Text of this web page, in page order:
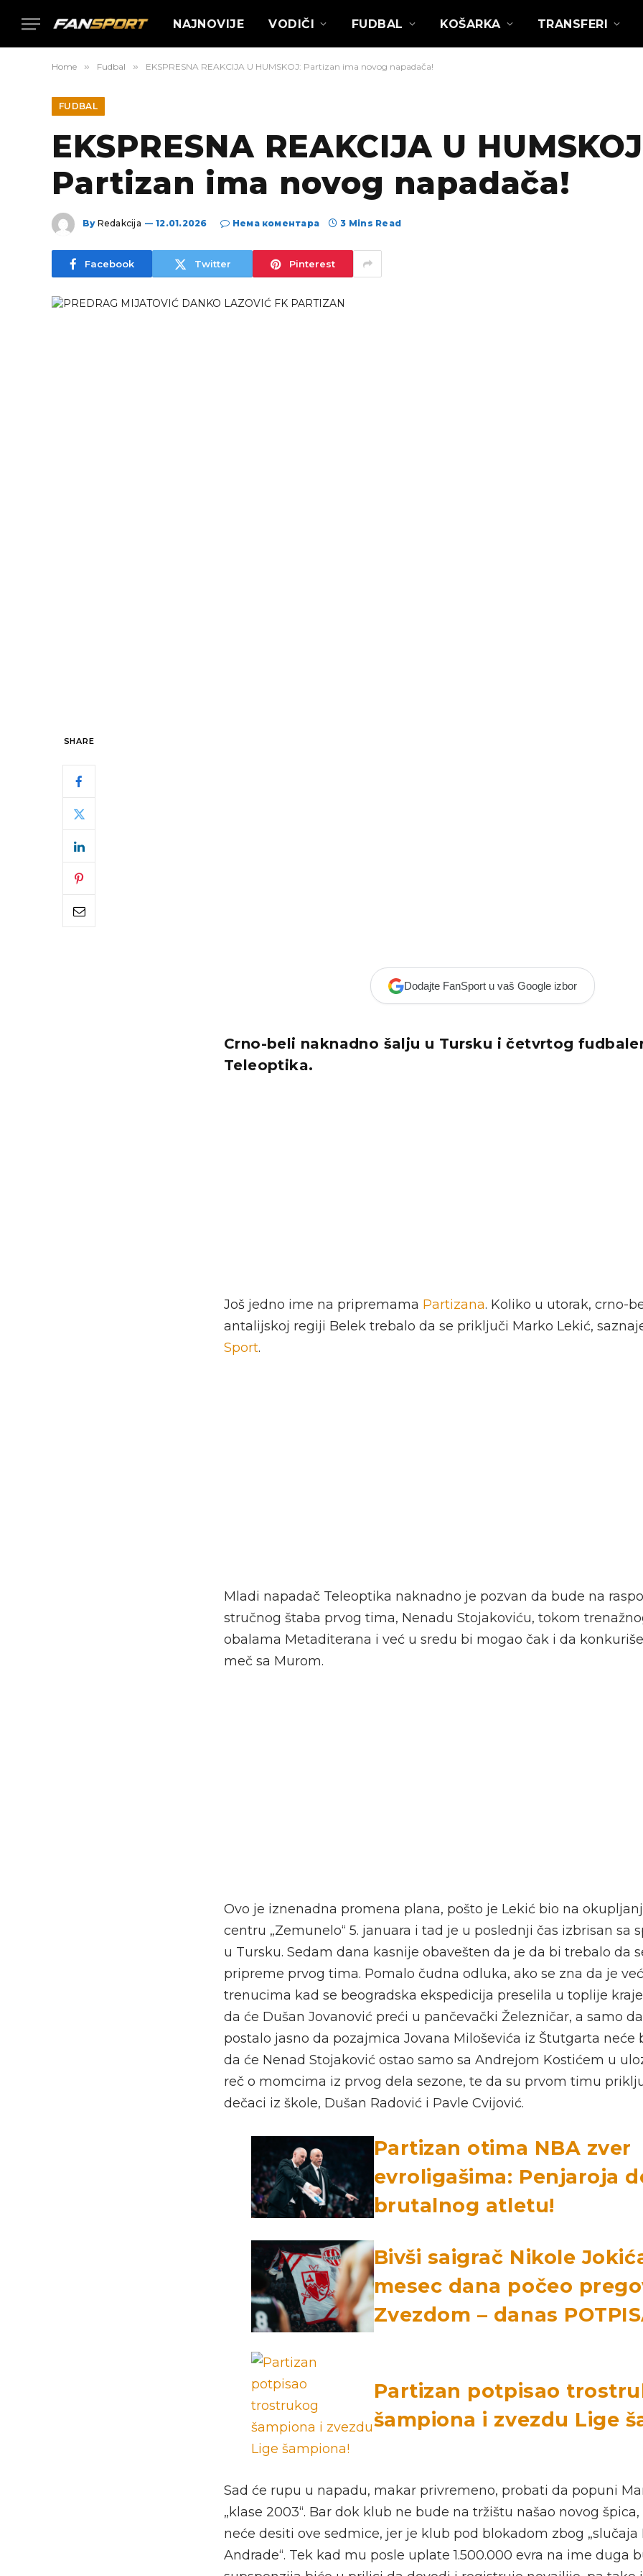
NAJNOVIJE VODIČI FUDBAL KOŠARKA TRANSFERI
Home » Fudbal » EKSPRESNA REAKCIJA U HUMSKOJ: Partizan ima novog napadača!
FUDBAL
EKSPRESNA REAKCIJA U
Partizan ima novog napadača!
By Redakcija 12.01.2026 Нема коментара 3 Mins Read
Facebook Twitter Pinterest
SHARE
Dodajte FanSport u vaš Google izbor
Crno-beli naknadno šalju u Tursku i četvrtog
Teleoptika.
Još jedno ime na pripremama Partizana. Koliko u utorak, crno-
antalijskoj regiji Belek trebalo da se priključi Marko Lekić,
Sport.
Mladi napadač Teleoptika naknadno je pozvan da bude na
stručnog štaba prvog tima, Nenadu Stojakoviću, tokom
obalama Metaditerana i već u sredu bi mogao čak i da
meč sa Murom.
Ovo je iznenadna promena plana, pošto je Lekić bio na
centru „Zemunelo“ 5. januara i tad je u poslednji čas izbrisan sa
u Tursku. Sedam dana kasnije obavešten da je da bi trebalo da
pripreme prvog tima. Pomalo čudna odluka, ako se zna da je
trenucima kad se beogradska ekspedicija preselila u toplije
da će Dušan Jovanović preći u pančevački Železničar, a samo
postalo jasno da pozajmica Jovana Miloševića iz Štutgarta neće
da će Nenad Stojaković ostao samo sa Andrejom Kostićem u
reč o momcima iz prvog dela sezone, te da su prvom timu
dečaci iz škole, Dušan Radović i Pavle Cvijović.
Partizan otima NBA zver
evroligašima: Penjaroja
brutalnog atletu!
Bivši saigrač Nikole
mesec dana počeo
Zvezdom – danas
Partizan potpisao
šampiona i zvezdu Lige
Sad će rupu u napadu, makar privremeno, probati da popuni
„klase 2003“. Bar dok klub ne bude na tržištu našao novog
neće desiti ove sedmice, jer je klub pod blokadom zbog „slučaja
Andrade“. Tek kad mu posle uplate 1.500.000 evra na ime duga